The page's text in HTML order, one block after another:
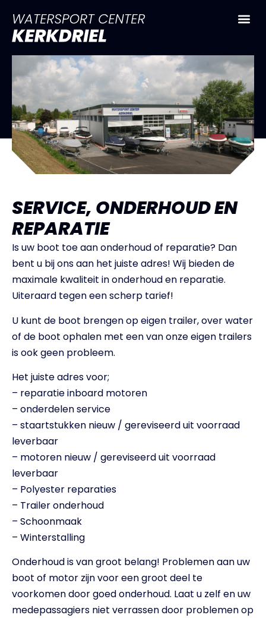
SERVICE, ONDERHOUD EN
REPARATIE
Is uw boot toe aan onderhoud of reparatie? Dan
bent u bij ons aan het juiste adres! Wij bieden de
maximale kwaliteit in onderhoud en reparatie.
Uiteraard tegen een scherp tarief!
U kunt de boot brengen op eigen trailer, over water
of de boot ophalen met een van onze eigen trailers
is ook geen probleem.
Het juiste adres voor;
– reparatie inboard motoren
– onderdelen service
– staartstukken nieuw / gereviseerd uit voorraad
leverbaar
– motoren nieuw / gereviseerd uit voorraad
leverbaar
– Polyester reparaties
– Trailer onderhoud
– Schoonmaak
– Winterstalling
Onderhoud is van groot belang! Problemen aan uw
boot of motor zijn voor een groot deel te
voorkomen door goed onderhoud. Laat u zelf en uw
medepassagiers niet verrassen door problemen op